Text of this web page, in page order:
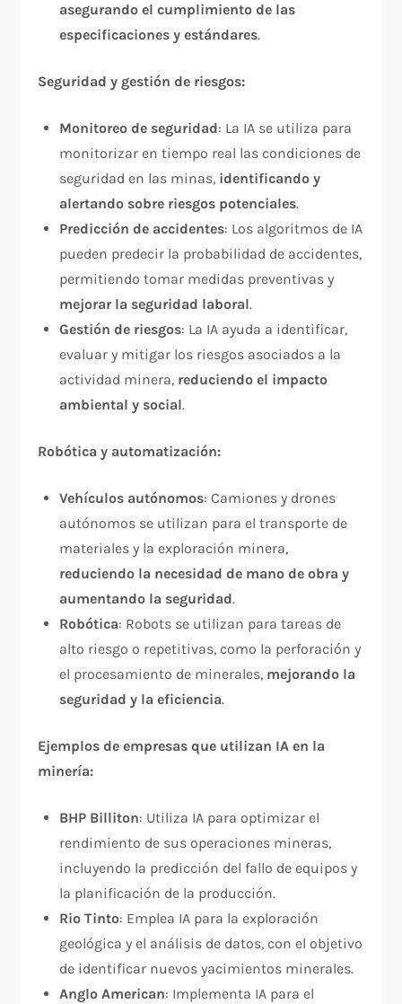
asegurando el cumplimiento de las
especificaciones y estándares.
Seguridad y gestión de riesgos:
Monitoreo de seguridad: La IA se utiliza para
monitorizar en tiempo real las condiciones de
seguridad en las minas, identificando y
alertando sobre riesgos potenciales.
Predicción de accidentes: Los algoritmos de IA
pueden predecir la probabilidad de accidentes,
permitiendo tomar medidas preventivas y
mejorar la seguridad laboral.
Gestión de riesgos: La IA ayuda a identificar,
evaluar y mitigar los riesgos asociados a la
actividad minera, reduciendo el impacto
ambiental y social.
Robótica y automatización:
Vehículos autónomos: Camiones y drones
autónomos se utilizan para el transporte de
materiales y la exploración minera,
reduciendo la necesidad de mano de obra y
aumentando la seguridad.
Robótica: Robots se utilizan para tareas de
alto riesgo o repetitivas, como la perforación y
el procesamiento de minerales, mejorando la
seguridad y la eficiencia.
Ejemplos de empresas que utilizan IA en la
minería:
BHP Billiton: Utiliza IA para optimizar el
rendimiento de sus operaciones mineras,
incluyendo la predicción del fallo de equipos y
la planificación de la producción.
Rio Tinto: Emplea IA para la exploración
geológica y el análisis de datos, con el objetivo
de identificar nuevos yacimientos minerales.
Anglo American: Implementa IA para el